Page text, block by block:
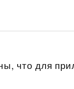
что для